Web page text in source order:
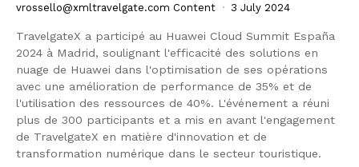
vrossello@xmltravelgate.com Content 3 July 2024
TravelgateX a participé au Huawei Cloud Summit España
2024 à Madrid, soulignant l'efficacité des solutions en
nuage de Huawei dans l'optimisation de ses opérations
avec une amélioration de performance de 35% et de
l'utilisation des ressources de 40%. L'événement a réuni
plus de 300 participants et a mis en avant l'engagement
de TravelgateX en matière d'innovation et de
transformation numérique dans le secteur touristique.